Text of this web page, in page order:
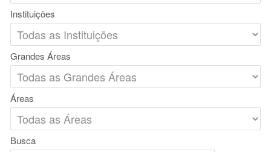
Instituições
Grandes Áreas
Áreas
Busca